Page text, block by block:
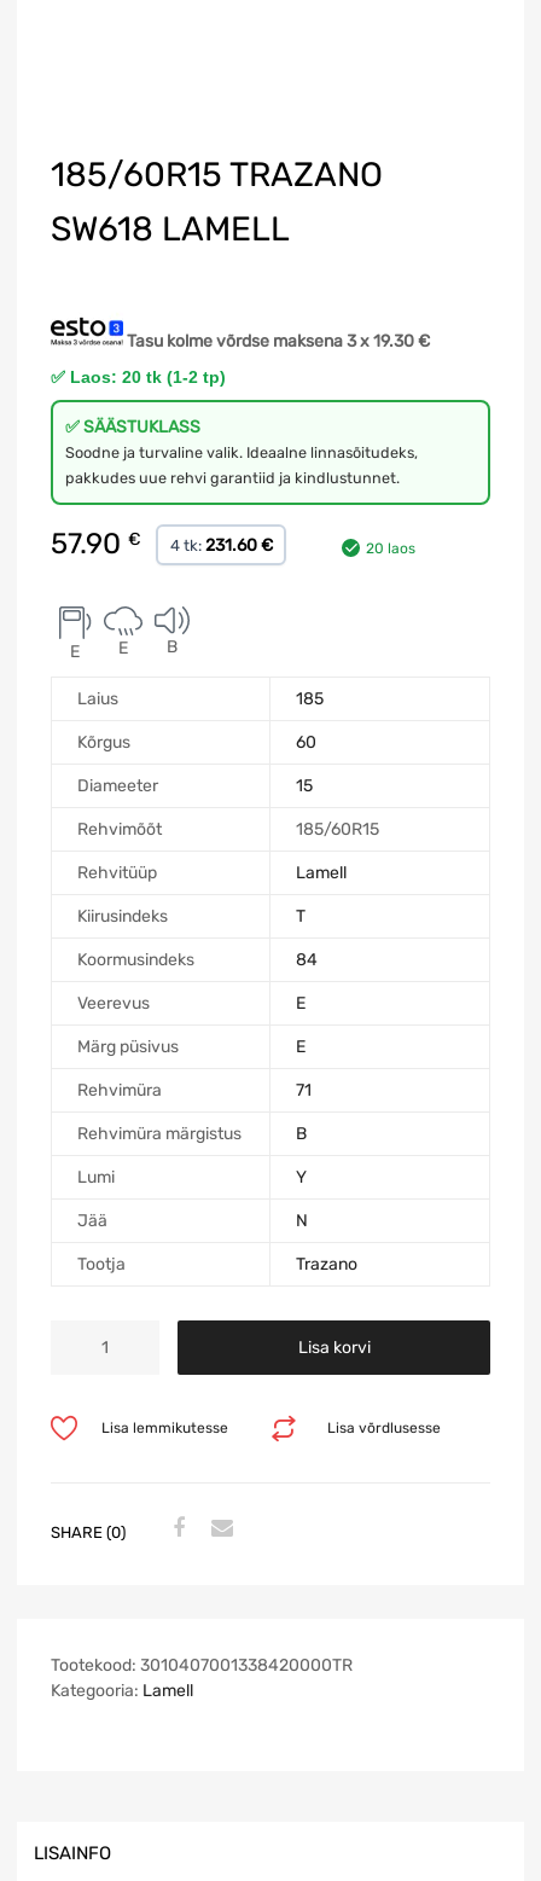
185/60R15 TRAZANO
SW618 LAMELL
Tasu kolme võrdse maksena 3 x19.30€
✅ Laos: 20 tk (1-2 tp)
✅ SÄÄSTUKLASS
Soodne ja turvaline valik. Ideaalne linnasõitudeks,
pakkudes uue rehvi garantiid ja kindlustunnet.
57.90 € 4 tk: 231.60 € 20 laos
E E B
Laius 185
Kõrgus 60
Diameeter 15
Rehvimõõt 185/60R15
Rehvitüüp Lamell
Kiirusindeks T
Koormusindeks 84
Veerevus E
Märg püsivus E
Rehvimüra 71
Rehvimüra märgistus B
Lumi Y
Jää N
Tootja Trazano
Lisa korvi
Lisa võrdlusesse
Lisa lemmikutesse
SHARE (0)
Tootekood: 3010407001338420000TR
Kategooria: Lamell
LISAINFO